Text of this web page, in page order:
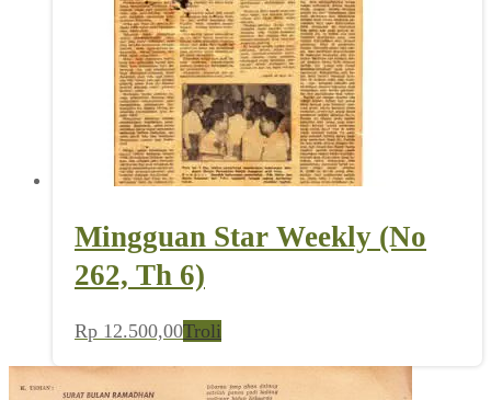
Mingguan Star Weekly (No
262, Th 6)
Rp 12.500,00Troli